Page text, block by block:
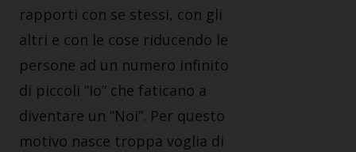
rapporti con se stessi, con gli
altri e con le cose riducendo le
persone ad un numero infinito
di piccoli “Io” che faticano a
diventare un “Noi”. Per questo
motivo nasce troppa voglia di